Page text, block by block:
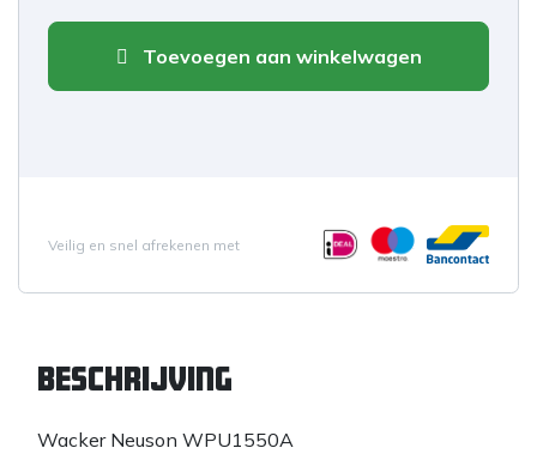
Toevoegen aan winkelwagen
Veilig en snel afrekenen met
Beschrijving
Wacker Neuson WPU1550A